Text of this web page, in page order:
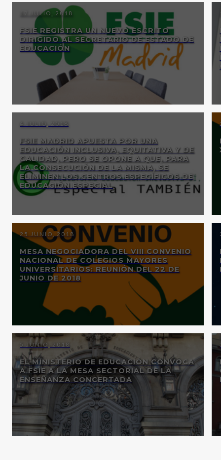
17 JULIO, 2018
FSIE REGISTRA UN NUEVO ESCRITO
DIRIGIDO AL SECRETARIO DE ESTADO DE
EDUCACIÓN
4 JULIO, 2018
FSIE MADRID APUESTA POR UNA
EDUCACIÓN INCLUSIVA, EQUITATIVA Y DE
CALIDAD, PERO SE OPONE A QUE, PARA
LA CONSECUCIÓN DE LA MISMA, SE
ELIMINEN LOS CENTROS ESPECÍFICOS DE
EDUCACIÓN ESPECIAL
25 JUNIO, 2018
MESA NEGOCIADORA DEL VIII CONVENIO
NACIONAL DE COLEGIOS MAYORES
UNIVERSITARIOS: REUNIÓN DEL 22 DE
JUNIO DE 2018
5 JUNIO, 2018
EL MINISTERIO DE EDUCACIÓN CONVOCA
A FSIE A LA MESA SECTORIAL DE LA
ENSEÑANZA CONCERTADA